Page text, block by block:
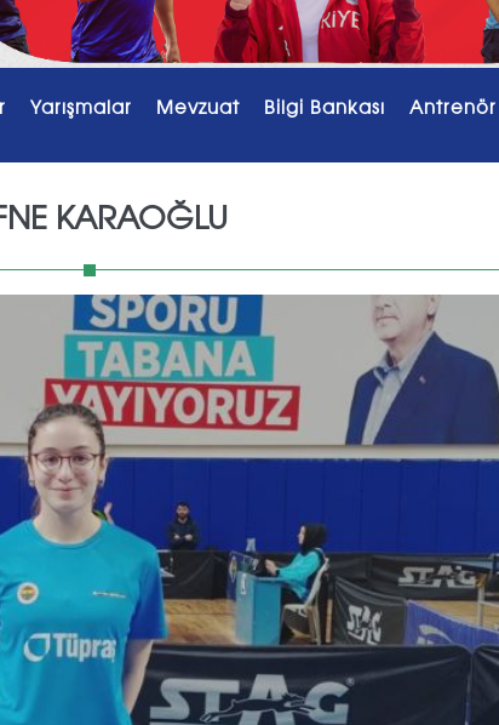
Yarışmalar Mevzuat Bilgi Bankası Antrenör
KARAOĞLU